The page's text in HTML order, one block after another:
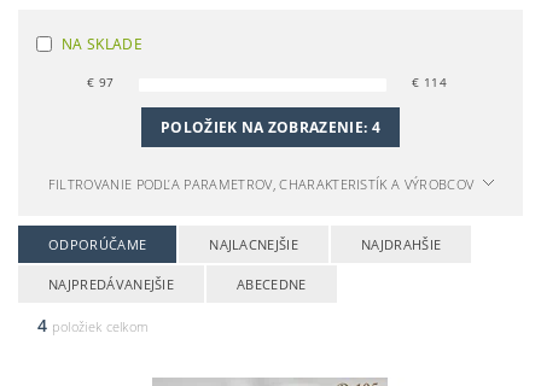
NA SKLADE
€ 97 € 114
POLOŽIEK NA ZOBRAZENIE: 4
FILTROVANIE PODĽA PARAMETROV, CHARAKTERISTÍK A VÝROBCOV
ODPORÚČAME NAJLACNEJŠIE NAJDRAHŠIE
NAJPREDÁVANEJŠIE ABECEDNE
4 položiek celkom